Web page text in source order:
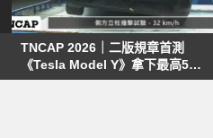
TNCAP 2026｜二版規章首測
《Tesla Model Y》拿下最高5星
定義電動車防護新基準